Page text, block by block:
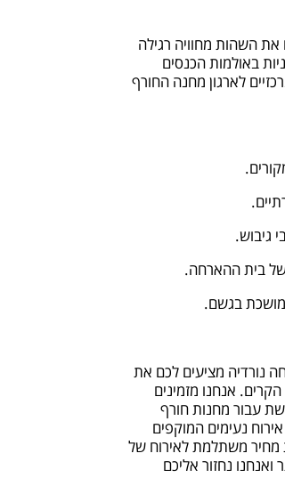
השהות מחוויה רגילה
באולמות הכנסים
לארגון מחנה החורף
גיבוש.
של בית ההארחה.
בגשם.
נורדיה מציעים לכם את
אנחנו מזמינים
עבור מחנות חורף
שלנו ממוקם במושב נורדיה הירוק ומספק 50 חדרי אירוח נעימים המוקפים
מחיר משתלמת לאירוח של
נחזור אליכם